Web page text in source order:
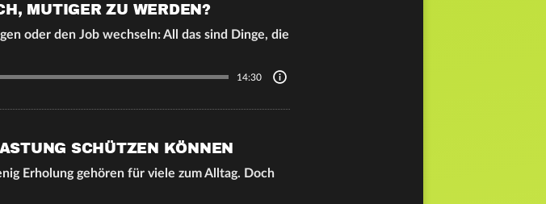
MUTIGER ZU WERDEN?
oder den Job wechseln: All das sind Dinge, die
14:30
SCHÜTZEN KÖNNEN
Erholung gehören für viele zum Alltag. Doch